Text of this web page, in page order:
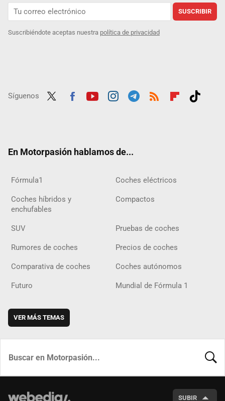
SUSCRIBIR
Suscribiéndote aceptas nuestra política de privacidad
Síguenos
En Motorpasión hablamos de...
Fórmula1 Coches eléctricos
Coches híbridos y
enchufables
Compactos
SUV Pruebas de coches
Rumores de coches Precios de coches
Comparativa de coches Coches autónomos
Futuro Mundial de Fórmula 1
VER MÁS TEMAS
SUBIR